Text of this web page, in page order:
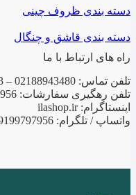
دسته بندی ظروف چینی
دسته بندی قاشق و چنگال
راه های ارتباط با ما
تلفن تماس: 02188943480 – 02155470813 – 02155470280
تلفن رهگیری سفارشات: 09199797956
اینستاگرام: ilashop.ir
واتساپ / تلگرام: 09199797956